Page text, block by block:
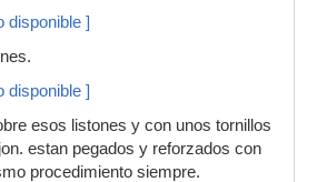
disponible ]
disponible ]
esos listones y con unos tornillos
estan pegados y reforzados con
procedimiento siempre.